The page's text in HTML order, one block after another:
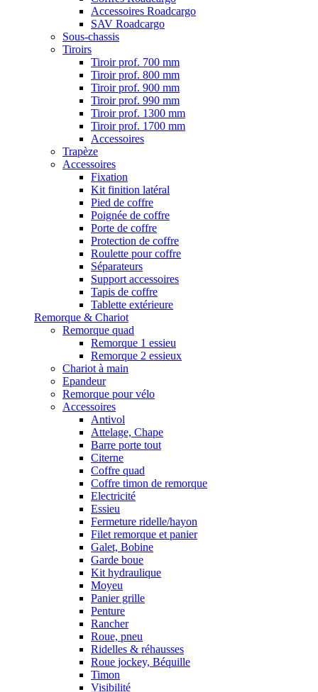
Accessoires Roadcargo
SAV Roadcargo
Sous-chassis
Tiroirs
Tiroir prof. 700 mm
Tiroir prof. 800 mm
Tiroir prof. 900 mm
Tiroir prof. 990 mm
Tiroir prof. 1300 mm
Tiroir prof. 1700 mm
Accessoires
Trapèze
Accessoires
Fixation
Kit finition latéral
Pied de coffre
Poignée de coffre
Porte de coffre
Protection de coffre
Roulette pour coffre
Séparateurs
Support accessoires
Tapis de coffre
Tablette extérieure
Remorque & Chariot
Remorque quad
Remorque 1 essieu
Remorque 2 essieux
Chariot à main
Epandeur
Remorque pour vélo
Accessoires
Antivol
Attelage, Chape
Barre porte tout
Citerne
Coffre quad
Coffre timon de remorque
Electricité
Essieu
Fermeture ridelle/hayon
Filet remorque et panier
Galet, Bobine
Garde boue
Kit hydraulique
Moyeu
Panier grille
Penture
Rancher
Roue, pneu
Ridelles & réhausses
Roue jockey, Béquille
Timon
Visibilité